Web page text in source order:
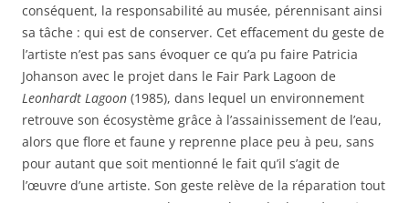
conséquent, la responsabilité au musée, pérennisant ainsi
sa tâche : qui est de conserver. Cet effacement du geste de
l’artiste n’est pas sans évoquer ce qu’a pu faire Patricia
Johanson avec le projet dans le Fair Park Lagoon de
Leonhardt Lagoon (1985), dans lequel un environnement
retrouve son écosystème grâce à l’assainissement de l’eau,
alors que flore et faune y reprenne place peu à peu, sans
pour autant que soit mentionné le fait qu’il s’agit de
l’œuvre d’une artiste. Son geste relève de la réparation tout